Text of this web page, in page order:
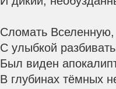
Сломать
С улыбкой
Был виден
В глубинах тёмных